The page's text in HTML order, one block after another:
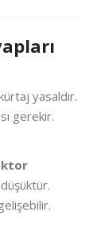
yasaldır.
gerekir.